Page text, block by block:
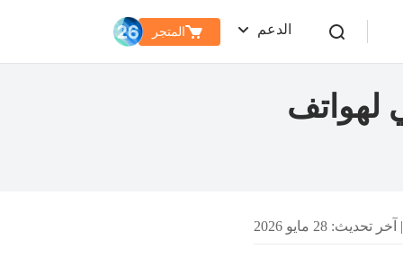
الدعم المتجر
لهواتف
تحديث: 28 مايو 2026